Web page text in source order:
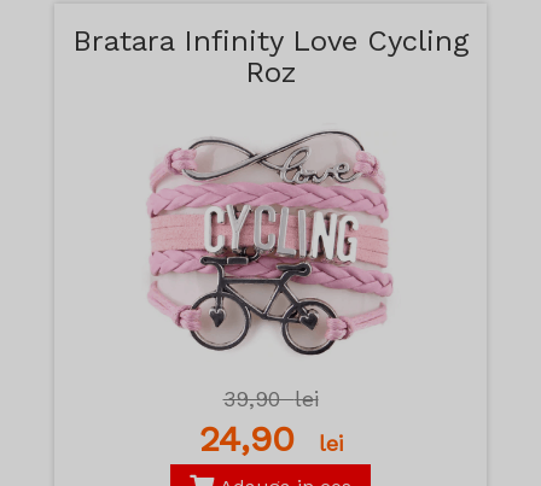
Bratara Infinity Love Cycling
Roz
39,90lei
24,90 lei